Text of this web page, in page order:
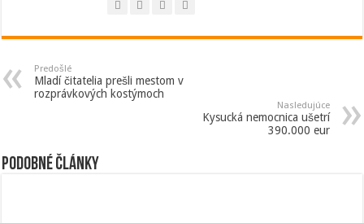
Predošlé
Mladí čitatelia prešli mestom v
rozprávkových kostýmoch
Nasledujúce
Kysucká nemocnica ušetrí
390.000 eur
Podobné články